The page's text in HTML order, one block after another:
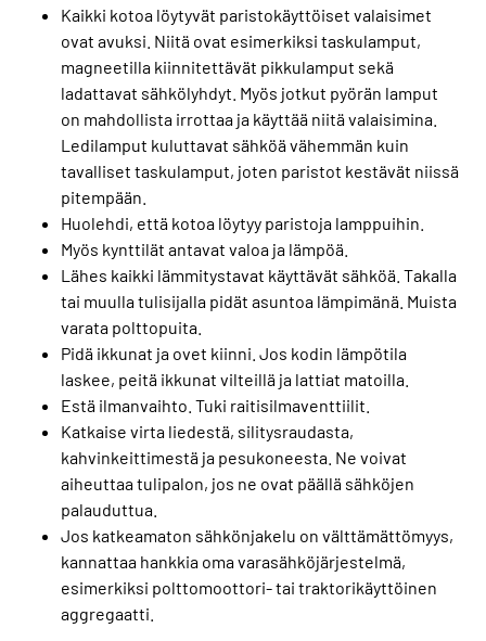
Kaikki kotoa löytyvät paristokäyttöiset valaisimet
ovat avuksi. Niitä ovat esimerkiksi taskulamput,
magneetilla kiinnitettävät pikkulamput sekä
ladattavat sähkölyhdyt. Myös jotkut pyörän lamput
on mahdollista irrottaa ja käyttää niitä valaisimina.
Ledilamput kuluttavat sähköä vähemmän kuin
tavalliset taskulamput, joten paristot kestävät niissä
pitempään.
Huolehdi, että kotoa löytyy paristoja lamppuihin.
Myös kynttilät antavat valoa ja lämpöä.
Lähes kaikki lämmitystavat käyttävät sähköä. Takalla
tai muulla tulisijalla pidät asuntoa lämpimänä. Muista
varata polttopuita.
Pidä ikkunat ja ovet kiinni. Jos kodin lämpötila
laskee, peitä ikkunat vilteillä ja lattiat matoilla.
Estä ilmanvaihto. Tuki raitisilmaventtiilit.
Katkaise virta liedestä, silitysraudasta,
kahvinkeittimestä ja pesukoneesta. Ne voivat
aiheuttaa tulipalon, jos ne ovat päällä sähköjen
palauduttua.
Jos katkeamaton sähkönjakelu on välttämättömyys,
kannattaa hankkia oma varasähköjärjestelmä,
esimerkiksi polttomoottori- tai traktorikäyttöinen
aggregaatti.